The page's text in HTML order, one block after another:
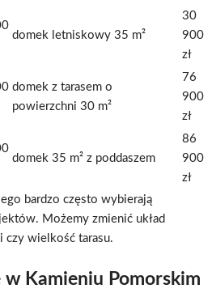
domek letniskowy 35 m²
30
900
zł
domek z tarasem o
powierzchni 30 m²
76
900
zł
domek 35 m² z poddaszem
86
900
zł
bardzo często wybierają
Możemy zmienić układ
czy wielkość tarasu.
Kamieniu Pomorskim